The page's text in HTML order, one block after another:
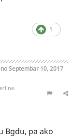
1
Septembar 10, 2017
Bgdu, pa ako